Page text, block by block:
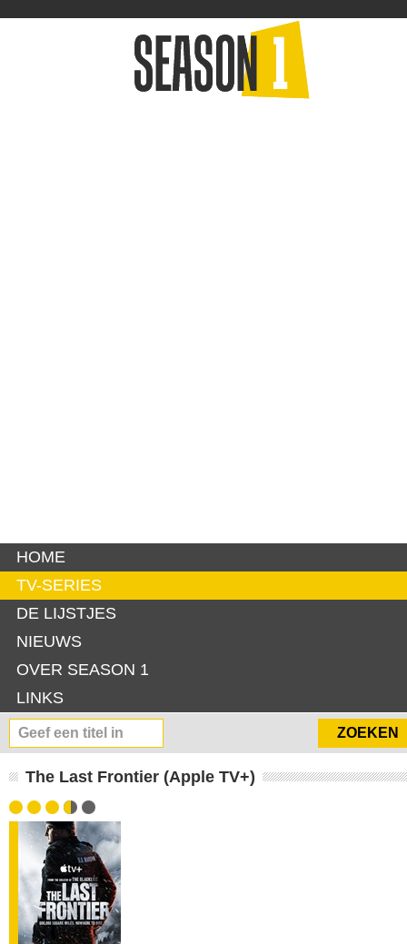
HOME
TV-SERIES
DE LIJSTJES
NIEUWS
OVER SEASON 1
LINKS
The Last Frontier (Apple TV+)